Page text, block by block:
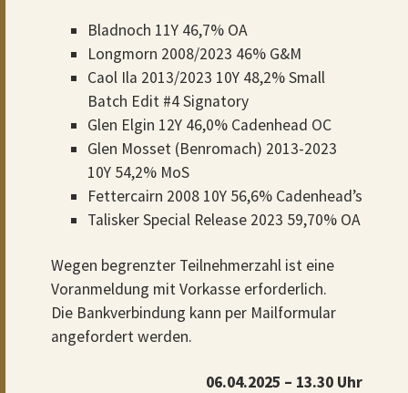
Bladnoch 11Y 46,7% OA
Longmorn 2008/2023 46% G&M
Caol Ila 2013/2023 10Y 48,2% Small
Batch Edit #4 Signatory
Glen Elgin 12Y 46,0% Cadenhead OC
Glen Mosset (Benromach) 2013-2023
10Y 54,2% MoS
Fettercairn 2008 10Y 56,6% Cadenhead’s
Talisker Special Release 2023 59,70% OA
Wegen begrenzter Teilnehmerzahl ist eine
Voranmeldung mit Vorkasse erforderlich.
Die Bankverbindung kann per Mailformular
angefordert werden.
06.04.2025 – 13.30 Uhr